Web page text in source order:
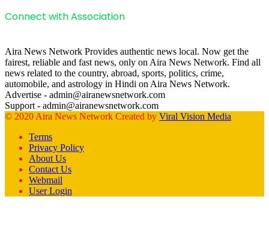
Connect with Association
Aira News Network Provides authentic news local. Now get the
fairest, reliable and fast news, only on Aira News Network. Find all
news related to the country, abroad, sports, politics, crime,
automobile, and astrology in Hindi on Aira News Network.
Advertise - admin@airanewsnetwork.com
Support - admin@airanewsnetwork.com
© 2020 Aira News Network Created by Viral Vision Media
Terms
Privacy Policy
About Us
Contact Us
Webmail
User Login